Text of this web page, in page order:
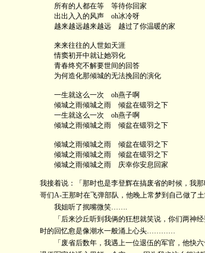
所有的人都在等 等待你回家
出出入入的风声 oh冰冷呀
越来越远越来越远 越过了你温暖的家
来来往往的人世如天涯
情窦初开中就让她羽化
青春终究不解要世间的回答
为何造化那倾城的无法挽回的演化
一生就这么一次 oh燕子啊
倾城之雨倾城之雨 倾盆在锻羽之下
一生就这么一次 oh燕子啊
倾城之雨倾城之雨 倾盆在锻羽之下
倾城之雨倾城之雨 倾盆在锻羽之下
倾城之雨倾城之雨 倾盆在锻羽之下
倾城之雨倾城之雨 庆幸你安息回家
我接着说：「那时也是李登辉在搞废省的时候，我
哥们A-王那时在飞弹部队，他晚上常梦到自己做了
我姐听了抿嘴微笑…….
「后来沙丘听到我俩的狂想就笑说，你们两神经
时的回忆愈是像潮水一般涌上心头…………
「废省后数年，我遇上一位退伍的军官，他快六